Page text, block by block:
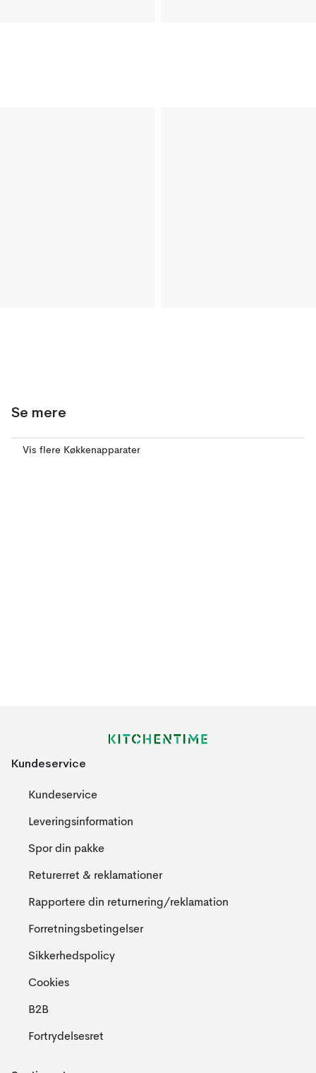
Se mere
Vis flere Køkkenapparater
Kundeservice
Kundeservice
Leveringsinformation
Spor din pakke
Returerret & reklamationer
Rapportere din returnering/reklamation
Forretningsbetingelser
Sikkerhedspolicy
Cookies
B2B
Fortrydelsesret